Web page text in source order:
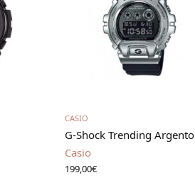
CASIO
G-Shock Trending Argento
Casio
199,00€